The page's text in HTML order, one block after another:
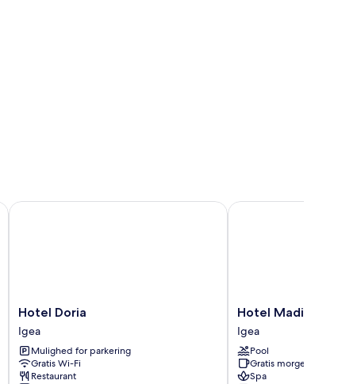
Hotel
Doria
Igea
Hotel Doria
Igea
Mulighed for parkering
Gratis Wi-Fi
Restaurant
Hotel Doria
Hotel
Madison
Igea
Hotel Madison
Igea
Pool
Gratis morgenmad
Spa
Hotel Madison